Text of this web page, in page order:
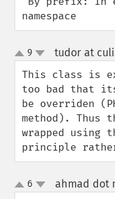
namespace
up
down
9 tudor at
This class is
too bad that
be overriden
method). Thus
wrapped using
principle
up
down
6 ahmad dot